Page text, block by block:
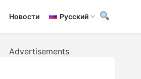
Новости Русский
Advertisements